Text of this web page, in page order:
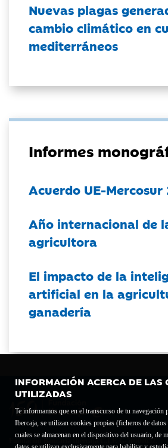
INFORMACIÓN ACERCA DE LAS
UTILIZADAS
Te informamos que en el transcurso de tu
Ibercaja, se utilizan cookies propias (ficheros de
cuales se almacenan en el dispositivo del usuario, de
Nuevas plagas
cambio climático en
mediterráneos
Informes
Acuerdo UE-
Año internacional de
agricultora
El impacto de la
artificial en la
ganadería
Fundación Bancaria Ibercaja C.I.F. G-50000652.